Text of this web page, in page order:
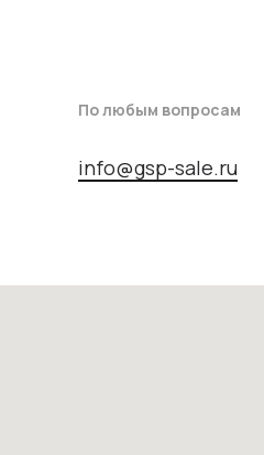
По любым вопросам
info@gsp-sale.ru